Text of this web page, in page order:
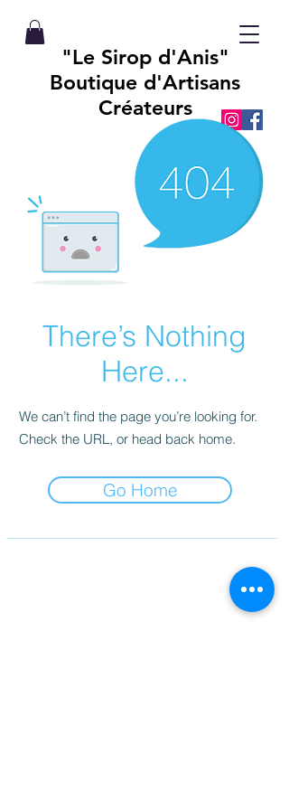
"Le Sirop d'Anis"
Boutique d'Artisans
Créateurs
There’s Nothing
Here...
We can’t find the page you’re looking for.
Check the URL, or head back home.
Go Home